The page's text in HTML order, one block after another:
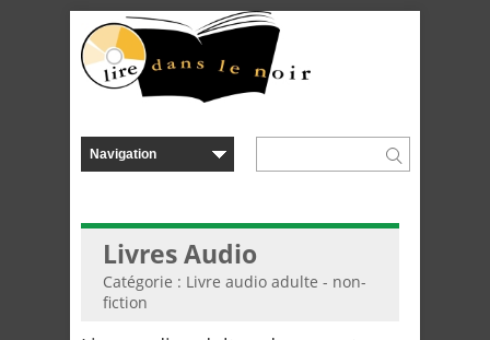
Livres Audio
Catégorie : Livre audio adulte - non-
fiction